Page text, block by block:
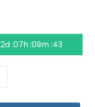
2d :07h :09m :42